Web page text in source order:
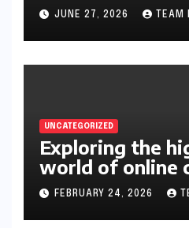
JUNE 27, 2026 TEAM
UNCATEGORIZED
Exploring the
world of online
gambler’s guide
FEBRUARY 24, 2026